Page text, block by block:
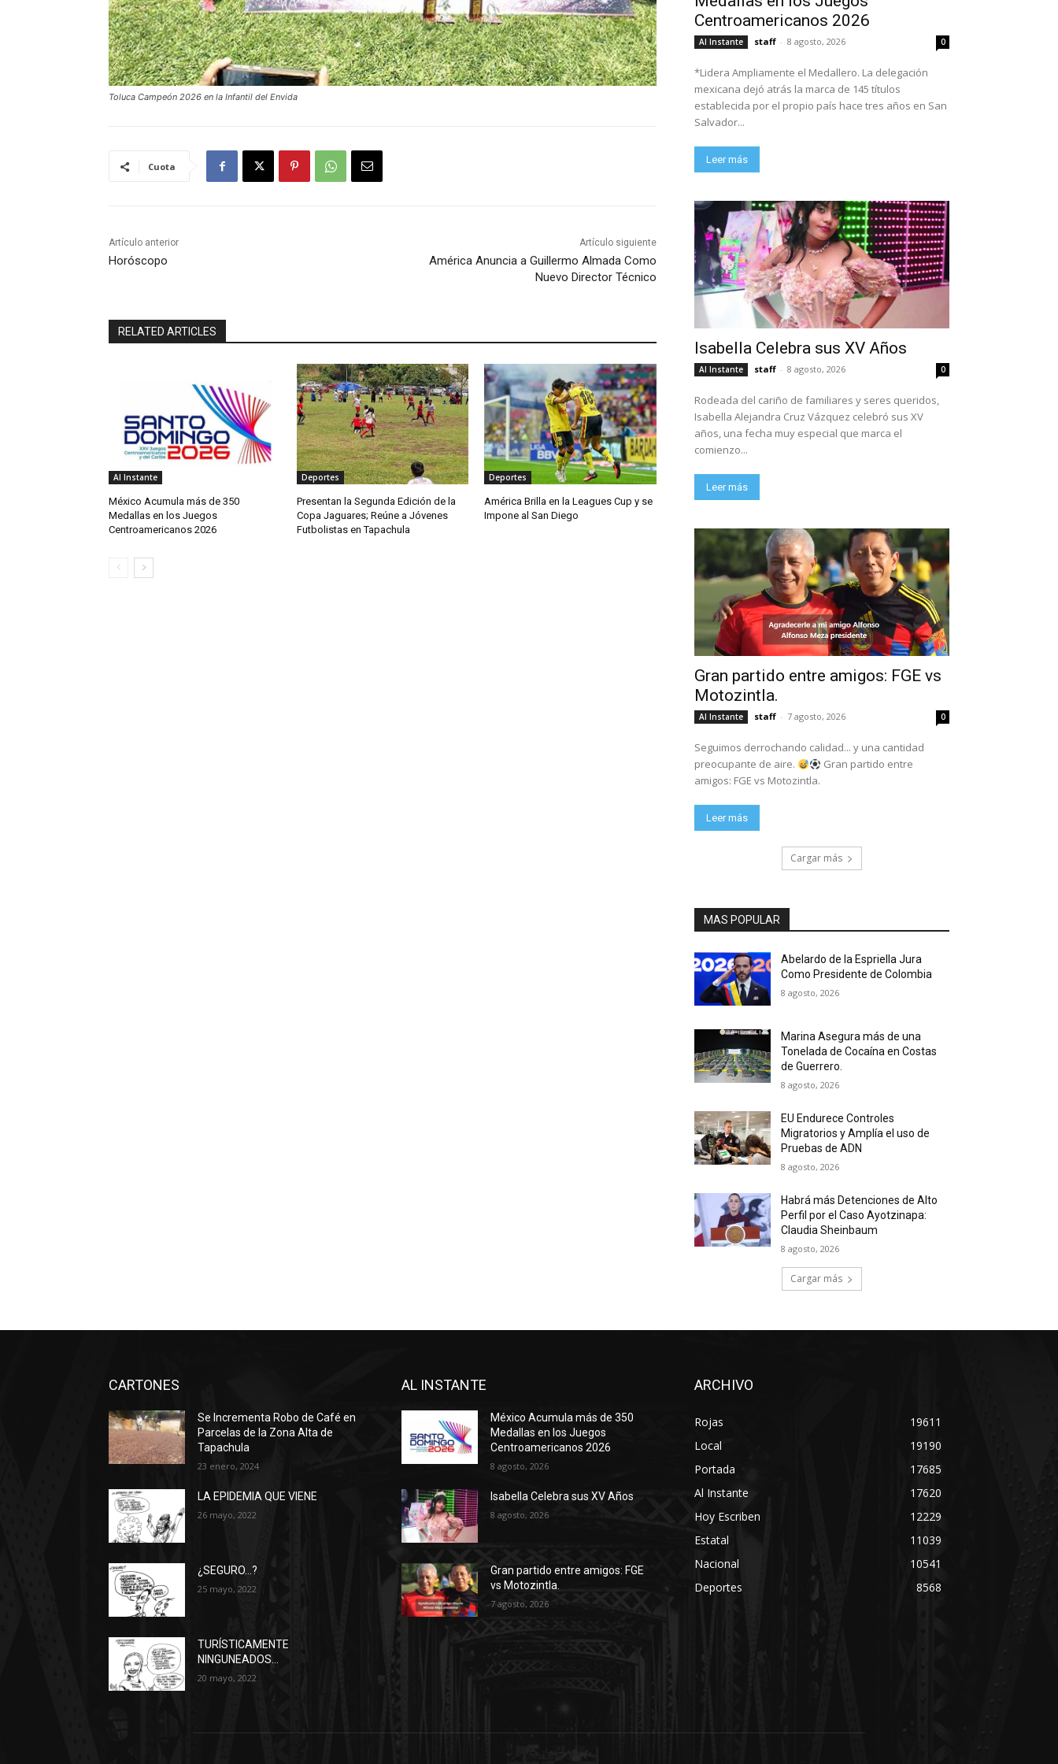
Toluca Campeón 2026 en la Infantil del Envida
Cuota
Artículo anterior
Horóscopo
Artículo siguiente
América Anuncia a Guillermo Almada Como
Nuevo Director Técnico
RELATED ARTICLES
Al Instante
México Acumula más de 350
Medallas en los Juegos
Centroamericanos 2026
Deportes
Presentan la Segunda Edición de la
Copa Jaguares; Reúne a Jóvenes
Futbolistas en Tapachula
Deportes
América Brilla en la Leagues Cup y se
Impone al San Diego
Centroamericanos 2026
Al Instante staff - 8 agosto, 2026 0
*Lidera Ampliamente el Medallero. La delegación
mexicana dejó atrás la marca de 145 títulos
establecida por el propio país hace tres años en San
Salvador...
Leer más
Isabella Celebra sus XV Años
Al Instante staff - 8 agosto, 2026 0
Rodeada del cariño de familiares y seres queridos,
Isabella Alejandra Cruz Vázquez celebró sus XV
años, una fecha muy especial que marca el
comienzo...
Leer más
Gran partido entre amigos: FGE vs
Motozintla.
Al Instante staff - 7 agosto, 2026 0
Seguimos derrochando calidad... y una cantidad
preocupante de aire.
Gran partido entre
amigos: FGE vs Motozintla.
Leer más
Cargar más
MAS POPULAR
Abelardo de la Espriella Jura
Como Presidente de Colombia
8 agosto, 2026
Marina Asegura más de una
Tonelada de Cocaína en Costas
de Guerrero.
8 agosto, 2026
EU Endurece Controles
Migratorios y Amplía el uso de
Pruebas de ADN
8 agosto, 2026
Habrá más Detenciones de Alto
Perfil por el Caso Ayotzinapa:
Claudia Sheinbaum
8 agosto, 2026
Cargar más
CARTONES
Se Incrementa Robo de Café en
Parcelas de la Zona Alta de
Tapachula
23 enero, 2024
LA EPIDEMIA QUE VIENE
26 mayo, 2022
¿SEGURO…?
25 mayo, 2022
TURÍSTICAMENTE
NINGUNEADOS…
20 mayo, 2022
AL INSTANTE
México Acumula más de 350
Medallas en los Juegos
Centroamericanos 2026
8 agosto, 2026
Isabella Celebra sus XV Años
8 agosto, 2026
Gran partido entre amigos: FGE
vs Motozintla.
7 agosto, 2026
ARCHIVO
Rojas
19611
Local
19190
Portada
17685
Al Instante
17620
Hoy Escriben
12229
Estatal
11039
Nacional
10541
Deportes
8568